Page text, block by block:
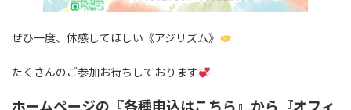
ぜひ一度、体感してほしい《アジリズム》
たくさんのご参加お待ちしております
ホームページの『各種申込はこちら』から『オフィ